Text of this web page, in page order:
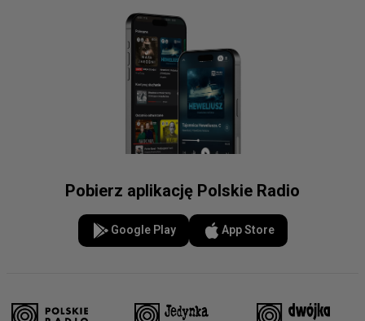
Pobierz aplikację Polskie Radio
Google Play App Store